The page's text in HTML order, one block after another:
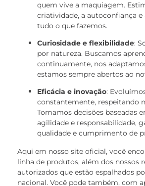
quem vive a maquiagem.
criatividade, a autoconfiança e
tudo o que fazemos.
Curiosidade e flexibilidade:
por natureza. Buscamos
continuamente, nos
estamos sempre abertos ao
Eficácia e inovação:
constantemente, respeitando
Tomamos decisões baseadas
agilidade e responsabilidade,
qualidade e cumprimento de
Aqui em nosso site oficial, você
linha de produtos, além dos nossos
autorizados que estão espalhados
nacional. Você pode também, com